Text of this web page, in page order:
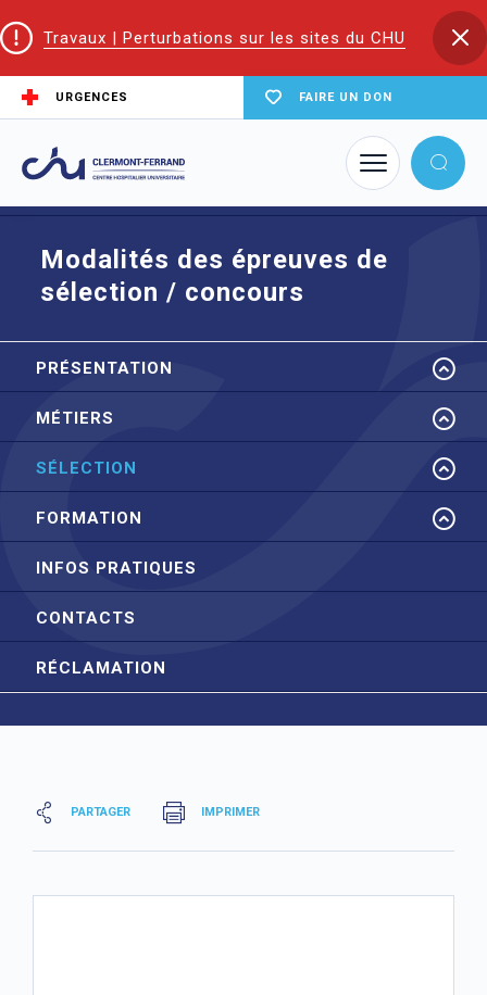
Travaux | Perturbations sur les sites du CHU
URGENCES FAIRE UN DON
Accueil
EIFS | Écoles et Instituts de Formation en Santé
ESF
Sélection
Modalités des épreuves de sélection / concours
Modalités des épreuves de
sélection / concours
PRÉSENTATION
MÉTIERS
SÉLECTION
FORMATION
INFOS PRATIQUES
CONTACTS
RÉCLAMATION
PARTAGER IMPRIMER